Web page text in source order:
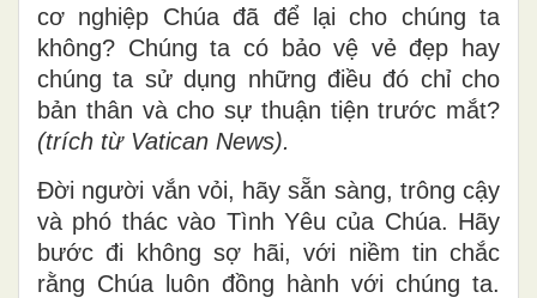
cơ nghiệp Chúa đã để lại cho chúng ta
không? Chúng ta có bảo vệ vẻ đẹp hay
chúng ta sử dụng những điều đó chỉ cho
bản thân và cho sự thuận tiện trước mắt?
(trích từ Vatican News).
Đời người vắn vỏi, hãy sẵn sàng, trông cậy
và phó thác vào Tình Yêu của Chúa. Hãy
bước đi không sợ hãi, với niềm tin chắc
rằng Chúa luôn đồng hành với chúng ta.